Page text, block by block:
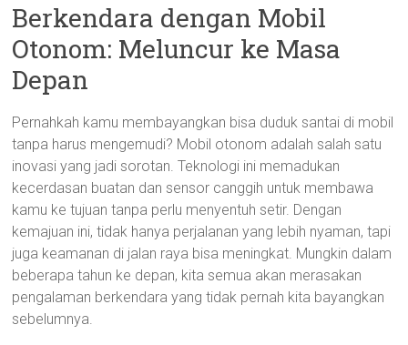
Berkendara dengan Mobil
Otonom: Meluncur ke Masa
Depan
Pernahkah kamu membayangkan bisa duduk santai di mobil
tanpa harus mengemudi? Mobil otonom adalah salah satu
inovasi yang jadi sorotan. Teknologi ini memadukan
kecerdasan buatan dan sensor canggih untuk membawa
kamu ke tujuan tanpa perlu menyentuh setir. Dengan
kemajuan ini, tidak hanya perjalanan yang lebih nyaman, tapi
juga keamanan di jalan raya bisa meningkat. Mungkin dalam
beberapa tahun ke depan, kita semua akan merasakan
pengalaman berkendara yang tidak pernah kita bayangkan
sebelumnya.